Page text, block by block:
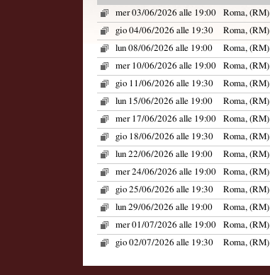
mer 03/06/2026 alle 19:00
Roma, (RM)
gio 04/06/2026 alle 19:30
Roma, (RM)
lun 08/06/2026 alle 19:00
Roma, (RM)
mer 10/06/2026 alle 19:00
Roma, (RM)
gio 11/06/2026 alle 19:30
Roma, (RM)
lun 15/06/2026 alle 19:00
Roma, (RM)
mer 17/06/2026 alle 19:00
Roma, (RM)
gio 18/06/2026 alle 19:30
Roma, (RM)
lun 22/06/2026 alle 19:00
Roma, (RM)
mer 24/06/2026 alle 19:00
Roma, (RM)
gio 25/06/2026 alle 19:30
Roma, (RM)
lun 29/06/2026 alle 19:00
Roma, (RM)
mer 01/07/2026 alle 19:00
Roma, (RM)
gio 02/07/2026 alle 19:30
Roma, (RM)